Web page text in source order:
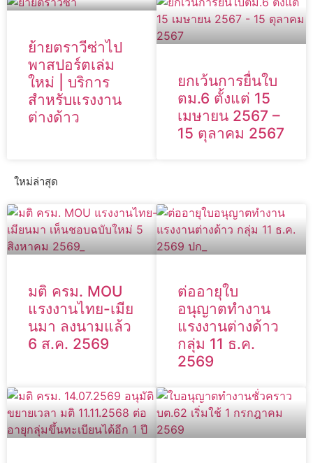
ย้ายตราวีซ่าไป
พาสปอร์ตเล่ม
ใหม่ | บริการ
สำหรับแรงงาน
ต่างด้าว
ยกเว้นการยื่นใบ
ตม.6 ตั้งแต่ 15
เมษายน 2567 –
15 ตุลาคม 2567
ใหม่ล่าสุด
มติ ครม. MOU
แรงงานไทย-เมีย
นมา ลงนามแล้ว
6 ส.ค. 2569
ต่ออายุใบ
อนุญาตทำงาน
แรงงานต่างด้าว
กลุ่ม 11 ธ.ค.
2569